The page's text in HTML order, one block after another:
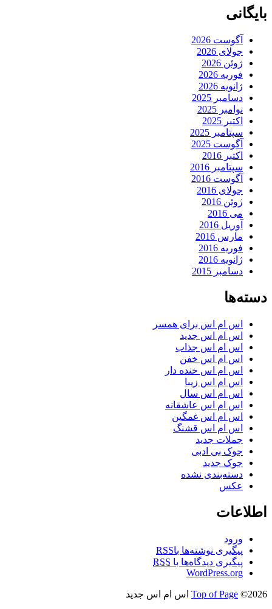
بایگانی
آگوست 2026
جولای 2026
ژوئن 2026
فوریه 2026
ژانویه 2026
دسامبر 2025
نوامبر 2025
اکتبر 2025
سپتامبر 2025
آگوست 2025
اکتبر 2016
سپتامبر 2016
آگوست 2016
جولای 2016
ژوئن 2016
می 2016
آوریل 2016
مارس 2016
فوریه 2016
ژانویه 2016
دسامبر 2015
دسته‌ها
اس ام اس برای همسر
اس ام اس جدید
اس ام اس جذاب
اس ام اس خفن
اس ام اس خنده دار
اس ام اس زیبا
اس ام اس سال
اس ام اس عاشقانه
اس ام اس غمگین
اس ام اس قشنگ
جملات جدید
جوک بی ادبی
جوک جدید
دسته‌بندی نشده
عکس
اطلاعات
ورود
پیگیری نوشته‌ها باRSS
پیگیری دیدگاه‌ها با RSS
WordPress.org
Top of Page ©2026 اس ام اس جدید